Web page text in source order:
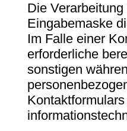
Die
Eingabemaske
Im Falle einer
erforderliche
sonstigen